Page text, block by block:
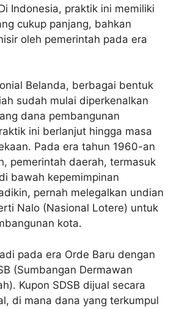
Indonesia, praktik ini memiliki
cukup panjang, bahkan
oleh pemerintah pada era
Belanda, berbagai bentuk
sudah mulai diperkenalkan
dana pembangunan
ini berlanjut hingga masa
Pada era tahun 1960-an
pemerintah daerah, termasuk
bawah kepemimpinan
pernah melegalkan undian
Nalo (Nasional Lotere) untuk
kota.
pada era Orde Baru dengan
(Sumbangan Dermawan
Kupon SDSB dijual secara
di mana dana yang terkumpul